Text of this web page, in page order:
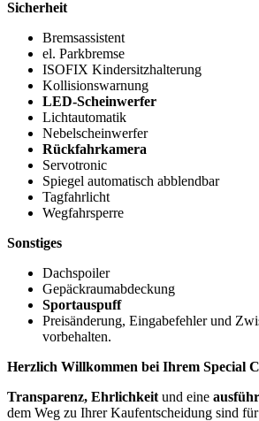
Sicherheit
Bremsassistent
el. Parkbremse
ISOFIX Kindersitzhalterung
Kollisionswarnung
LED-Scheinwerfer
Lichtautomatik
Nebelscheinwerfer
Rückfahrkamera
Servotronic
Spiegel automatisch abblendbar
Tagfahrlicht
Wegfahrsperre
Sonstiges
Dachspoiler
Gepäckraumabdeckung
Sportauspuff
Preisänderung, Eingabefehler und
vorbehalten.
Herzlich Willkommen bei Ihrem Special
Transparenz, Ehrlichkeit und eine
dem Weg zu Ihrer Kaufentscheidung sind